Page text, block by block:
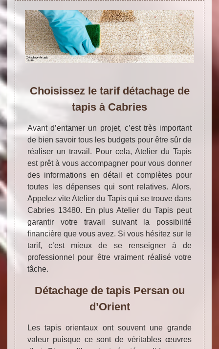
Choisissez le tarif détachage de
tapis à Cabries
Avant d’entamer un projet, c’est très important
de bien savoir tous les budgets pour être sûr de
réaliser un travail. Pour cela, Atelier du Tapis
est prêt à vous accompagner pour vous donner
des informations en détail et complètes pour
toutes les dépenses qui sont relatives. Alors,
Appelez vite Atelier du Tapis qui se trouve dans
Cabries 13480. En plus Atelier du Tapis peut
garantir votre travail suivant la possibilité
financière que vous avez. Si vous hésitez sur le
tarif, c’est mieux de se renseigner à de
professionnel pour être vraiment réalisé votre
tâche.
Détachage de tapis Persan ou
d’Orient
Les tapis orientaux ont souvent une grande
valeur puisque ce sont de véritables œuvres